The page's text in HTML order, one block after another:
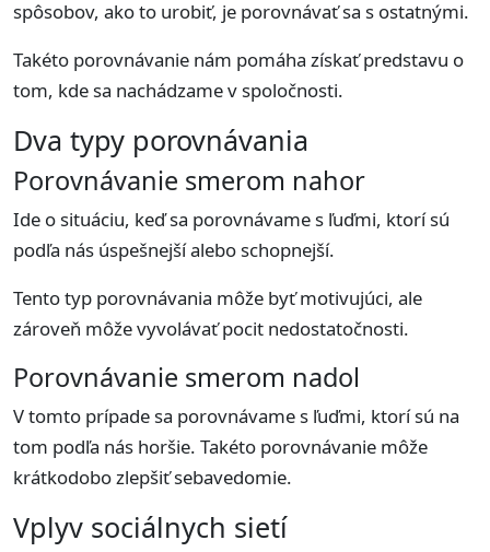
spôsobov, ako to urobiť, je porovnávať sa s ostatnými.
Takéto porovnávanie nám pomáha získať predstavu o
tom, kde sa nachádzame v spoločnosti.
Dva typy porovnávania
Porovnávanie smerom nahor
Ide o situáciu, keď sa porovnávame s ľuďmi, ktorí sú
podľa nás úspešnejší alebo schopnejší.
Tento typ porovnávania môže byť motivujúci, ale
zároveň môže vyvolávať pocit nedostatočnosti.
Porovnávanie smerom nadol
V tomto prípade sa porovnávame s ľuďmi, ktorí sú na
tom podľa nás horšie. Takéto porovnávanie môže
krátkodobo zlepšiť sebavedomie.
Vplyv sociálnych sietí